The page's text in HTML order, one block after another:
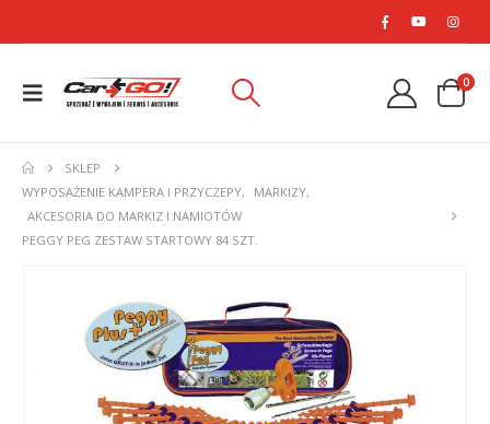
0
SKLEP
WYPOSAŻENIE KAMPERA I PRZYCZEPY, MARKIZY,
AKCESORIA DO MARKIZ I NAMIOTÓW
PEGGY PEG ZESTAW STARTOWY 84 SZT.